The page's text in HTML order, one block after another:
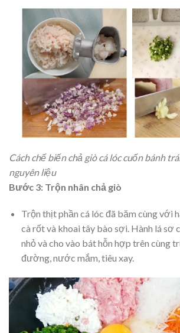
Cách chế biến chả giò cá lóc cuốn bánh
nguyên liệu
Bước 3: Trộn nhân chả giò
Trộn thịt phần cá lóc đã băm cùng với
cà rốt và khoai tây bào sợi. Hành lá sơ
nhỏ và cho vào bát hỗn hợp trên cùng
đường, nước mắm, tiêu xay.